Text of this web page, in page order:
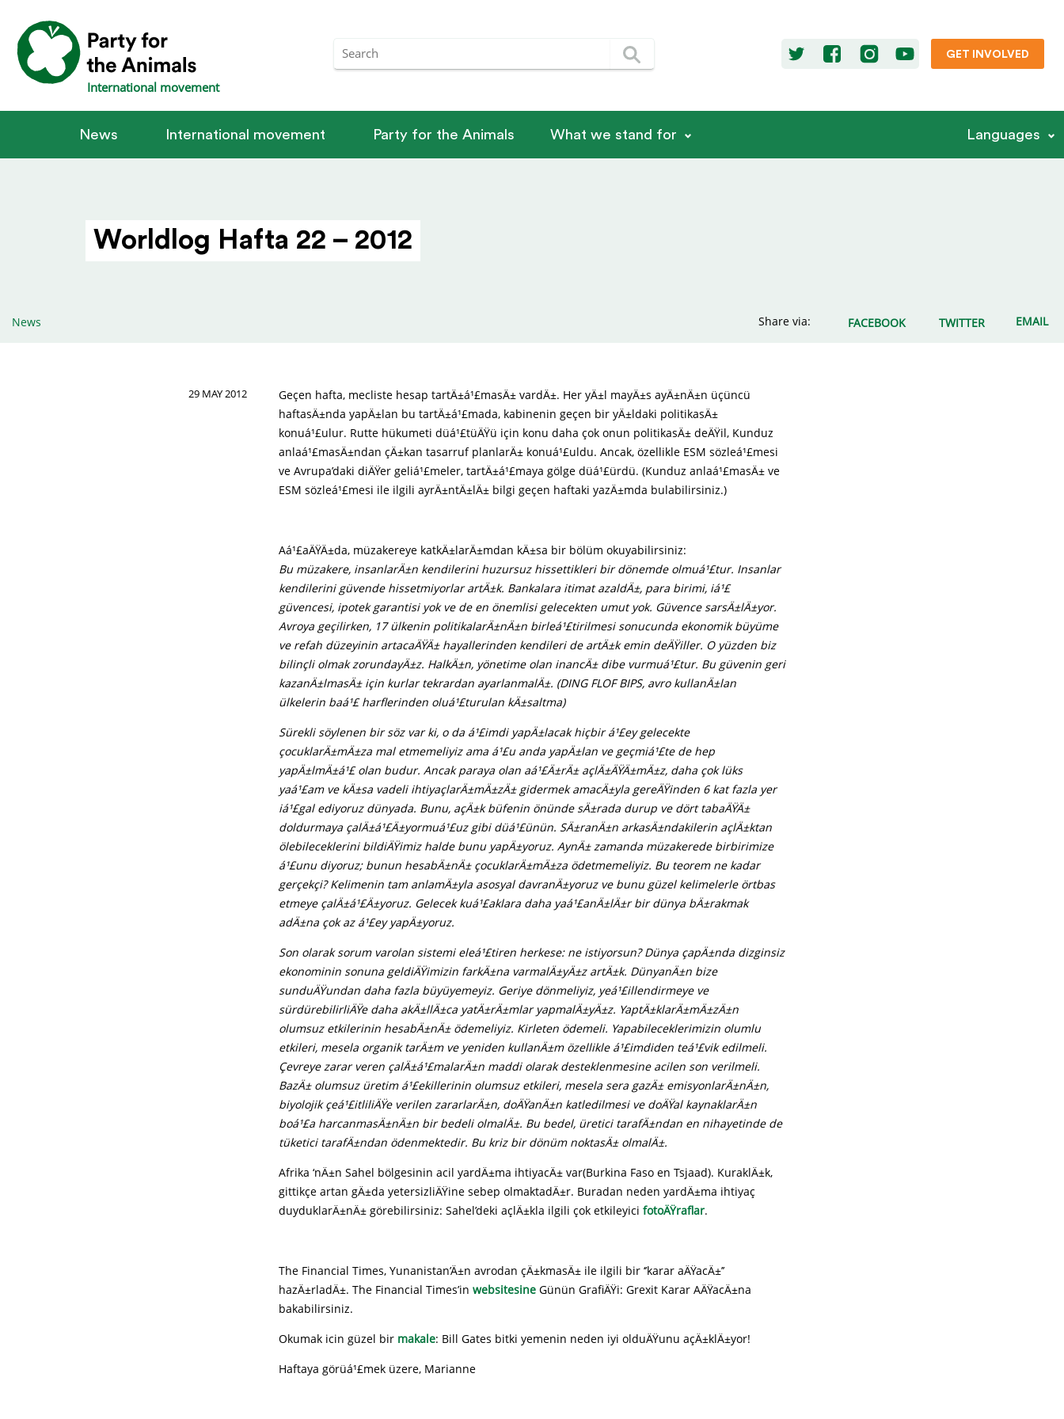
International movement
GET INVOLVED
News International movement Party for the Animals What we stand for Languages
Worldlog Hafta 22 – 2012
News Share via: FACEBOOK TWITTER EMAIL
29 MAY 2012
Geçen hafta, mecliste hesap tartÄ±á¹£masÄ± vardÄ±. Her yÄ±l mayÄ±s ayÄ±nÄ±n üçüncü
haftasÄ±nda yapÄ±lan bu tartÄ±á¹£mada, kabinenin geçen bir yÄ±ldaki politikasÄ±
konuá¹£ulur. Rutte hükumeti düá¹£tüÄŸü için konu daha çok onun politikasÄ± deÄŸil, Kunduz
anlaá¹£masÄ±ndan çÄ±kan tasarruf planlarÄ± konuá¹£uldu. Ancak, özellikle ESM sözleá¹£mesi
ve Avrupa’daki diÄŸer geliá¹£meler, tartÄ±á¹£maya gölge düá¹£ürdü. (Kunduz anlaá¹£masÄ± ve
ESM sözleá¹£mesi ile ilgili ayrÄ±ntÄ±lÄ± bilgi geçen haftaki yazÄ±mda bulabilirsiniz.)
Aá¹£aÄŸÄ±da, müzakereye katkÄ±larÄ±mdan kÄ±sa bir bölüm okuyabilirsiniz:
Bu müzakere, insanlarÄ±n kendilerini huzursuz hissettikleri bir dönemde olmuá¹£tur. Insanlar
kendilerini güvende hissetmiyorlar artÄ±k. Bankalara itimat azaldÄ±, para birimi, iá¹£
güvencesi, ipotek garantisi yok ve de en önemlisi gelecekten umut yok. Güvence sarsÄ±lÄ±yor.
Avroya geçilirken, 17 ülkenin politikalarÄ±nÄ±n birleá¹£tirilmesi sonucunda ekonomik büyüme
ve refah düzeyinin artacaÄŸÄ± hayallerinden kendileri de artÄ±k emin deÄŸiller. O yüzden biz
bilinçli olmak zorundayÄ±z. HalkÄ±n, yönetime olan inancÄ± dibe vurmuá¹£tur. Bu güvenin geri
kazanÄ±lmasÄ± için kurlar tekrardan ayarlanmalÄ±. (DING FLOF BIPS, avro kullanÄ±lan
ülkelerin baá¹£ harflerinden oluá¹£turulan kÄ±saltma)
Sürekli söylenen bir söz var ki, o da á¹£imdi yapÄ±lacak hiçbir á¹£ey gelecekte
çocuklarÄ±mÄ±za mal etmemeliyiz ama á¹£u anda yapÄ±lan ve geçmiá¹£te de hep
yapÄ±lmÄ±á¹£ olan budur. Ancak paraya olan aá¹£Ä±rÄ± açlÄ±ÄŸÄ±mÄ±z, daha çok lüks
yaá¹£am ve kÄ±sa vadeli ihtiyaçlarÄ±mÄ±zÄ± gidermek amacÄ±yla gereÄŸinden 6 kat fazla yer
iá¹£gal ediyoruz dünyada. Bunu, açÄ±k büfenin önünde sÄ±rada durup ve dört tabaÄŸÄ±
doldurmaya çalÄ±á¹£Ä±yormuá¹£uz gibi düá¹£ünün. SÄ±ranÄ±n arkasÄ±ndakilerin açlÄ±ktan
ölebileceklerini bildiÄŸimiz halde bunu yapÄ±yoruz. AynÄ± zamanda müzakerede birbirimize
á¹£unu diyoruz; bunun hesabÄ±nÄ± çocuklarÄ±mÄ±za ödetmemeliyiz. Bu teorem ne kadar
gerçekçi? Kelimenin tam anlamÄ±yla asosyal davranÄ±yoruz ve bunu güzel kelimelerle örtbas
etmeye çalÄ±á¹£Ä±yoruz. Gelecek kuá¹£aklara daha yaá¹£anÄ±lÄ±r bir dünya bÄ±rakmak
adÄ±na çok az á¹£ey yapÄ±yoruz.
Son olarak sorum varolan sistemi eleá¹£tiren herkese: ne istiyorsun? Dünya çapÄ±nda dizginsiz
ekonominin sonuna geldiÄŸimizin farkÄ±na varmalÄ±yÄ±z artÄ±k. DünyanÄ±n bize
sunduÄŸundan daha fazla büyüyemeyiz. Geriye dönmeliyiz, yeá¹£illendirmeye ve
sürdürebilirliÄŸe daha akÄ±llÄ±ca yatÄ±rÄ±mlar yapmalÄ±yÄ±z. YaptÄ±klarÄ±mÄ±zÄ±n
olumsuz etkilerinin hesabÄ±nÄ± ödemeliyiz. Kirleten ödemeli. Yapabileceklerimizin olumlu
etkileri, mesela organik tarÄ±m ve yeniden kullanÄ±m özellikle á¹£imdiden teá¹£vik edilmeli.
Çevreye zarar veren çalÄ±á¹£malarÄ±n maddi olarak desteklenmesine acilen son verilmeli.
BazÄ± olumsuz üretim á¹£ekillerinin olumsuz etkileri, mesela sera gazÄ± emisyonlarÄ±nÄ±n,
biyolojik çeá¹£itliliÄŸe verilen zararlarÄ±n, doÄŸanÄ±n katledilmesi ve doÄŸal kaynaklarÄ±n
boá¹£a harcanmasÄ±nÄ±n bir bedeli olmalÄ±. Bu bedel, üretici tarafÄ±ndan en nihayetinde de
tüketici tarafÄ±ndan ödenmektedir. Bu kriz bir dönüm noktasÄ± olmalÄ±.
Afrika ‘nÄ±n Sahel bölgesinin acil yardÄ±ma ihtiyacÄ± var(Burkina Faso en Tsjaad). KuraklÄ±k,
gittikçe artan gÄ±da yetersizliÄŸine sebep olmaktadÄ±r. Buradan neden yardÄ±ma ihtiyaç
duyduklarÄ±nÄ± görebilirsiniz: Sahel’deki açlÄ±kla ilgili çok etkileyici fotoÄŸraflar.
The Financial Times, Yunanistan’Ä±n avrodan çÄ±kmasÄ± ile ilgili bir ‘’karar aÄŸacÄ±’’
hazÄ±rladÄ±. The Financial Times’in websitesine Günün GrafiÄŸi: Grexit Karar AÄŸacÄ±na
bakabilirsiniz.
Okumak icin güzel bir makale: Bill Gates bitki yemenin neden iyi olduÄŸunu açÄ±klÄ±yor!
Haftaya görüá¹£mek üzere, Marianne